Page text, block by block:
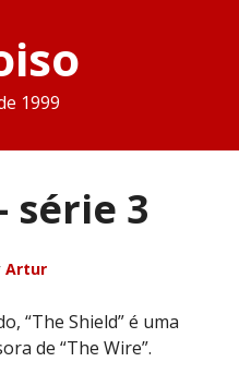
1999
série 3
Artur
“The Shield” é uma
de “The Wire”.